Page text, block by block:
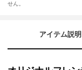
せん。
アイテム説明